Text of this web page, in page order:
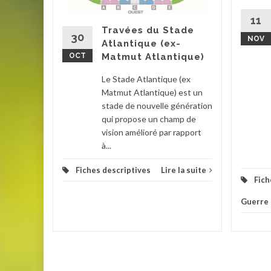
30
OCT
Travées du Stade
Atlantique (ex-
Matmut Atlantique)
Le Stade Atlantique (ex
Matmut Atlantique) est un
stade de nouvelle génération
qui propose un champ de
vision amélioré par rapport
à...
Fiches descriptives Lire la suite
11
NOV
Guerre